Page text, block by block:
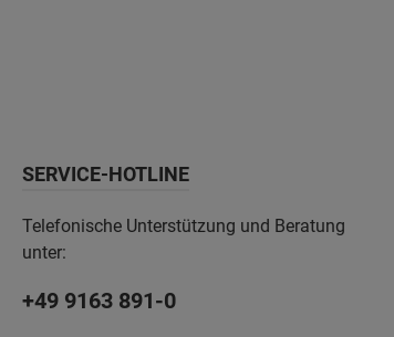
SERVICE-HOTLINE
Telefonische Unterstützung und Beratung
unter:
+49 9163 891-0